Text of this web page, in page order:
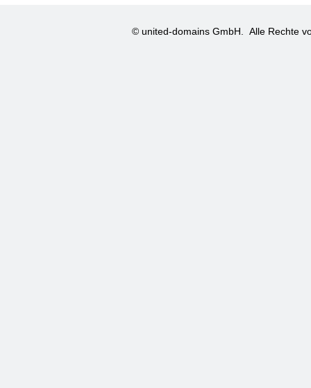
© united-domains GmbH. Alle Rechte